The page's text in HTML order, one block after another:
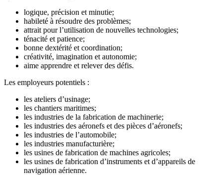
logique, précision et minutie;
habileté à résoudre des problèmes;
attrait pour l’utilisation de nouvelles technologies;
ténacité et patience;
bonne dextérité et coordination;
créativité, imagination et autonomie;
aime apprendre et relever des défis.
Les employeurs potentiels :
les ateliers d’usinage;
les chantiers maritimes;
les industries de la fabrication de machinerie;
les industries des aéronefs et des pièces d’aéronefs;
les industries de l’automobile;
les industries manufacturière;
les usines de fabrication de machines agricoles;
les usines de fabrication d’instruments et d’appareils de
navigation aérienne.